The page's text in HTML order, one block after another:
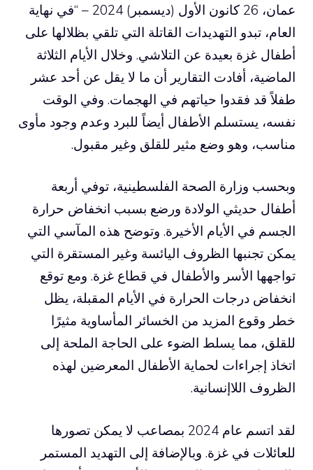
عمان، 26 كانون الأول (ديسمبر) 2024 – “في نهاية
العام، تبدو التهديدات القاتلة التي تلقي بظلالها على
أطفال غزة بعيدة عن التلاشي. وخلال الأيام الثلاثة
الماضية، أفادت التقارير أن ما لا يقل عن أحد عشر
طفلاً قد فقدوا حياتهم في الهجمات. وفي الوقت
نفسه، يستسلم الأطفال أيضاً للبرد وعدم وجود مأوى
مناسب، وهو وضع مثير للقلق وغير مقبول.
وبحسب وزارة الصحة الفلسطينية، توفي أربعة
أطفال حديثي الولادة ورضع بسبب انخفاض حرارة
الجسم في الأيام الأخيرة. وتوضح هذه المآسي التي
يمكن تجنبها الظروف اليائسة وغير المستقرة التي
تواجهها الأسر والأطفال في قطاع غزة. ومع توقع
انخفاض درجات الحرارة في الأيام المقبلة، يظل
خطر وقوع المزيد من الخسائر المأساوية مثيرًا
للقلق، مما يسلط الضوء على الحاجة الملحة إلى
اتخاذ إجراءات لحماية الأطفال المعرضين لهذه
الظروف اللاإنسانية.
لقد اتسم عام 2024 بمصاعب لا يمكن تصورها
للعائلات في غزة. وبالإضافة إلى التهديد المستمر